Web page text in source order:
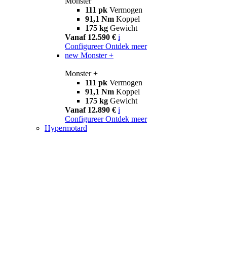
111 pk Vermogen
91,1 Nm Koppel
175 kg Gewicht
Vanaf 12.590 € i
Configureer Ontdek meer
new Monster +
Monster +
111 pk Vermogen
91,1 Nm Koppel
175 kg Gewicht
Vanaf 12.890 € i
Configureer Ontdek meer
Hypermotard